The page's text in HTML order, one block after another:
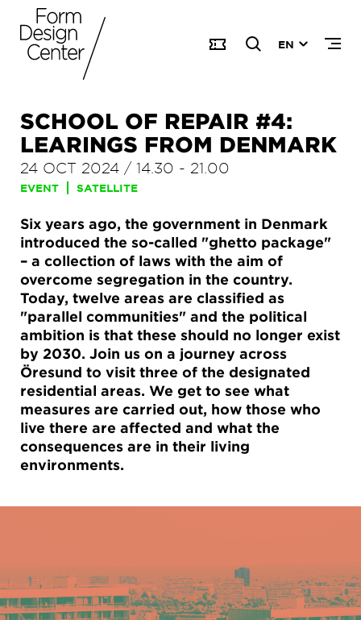
EN
SCHOOL OF REPAIR #4:
LEARINGS FROM DENMARK
24 OCT 2024 / 14.30 - 21.00
EVENT SATELLITE
Six years ago, the government in Denmark
introduced the so-called "ghetto package"
– a collection of laws with the aim of
overcome segregation in the country.
Today, twelve areas are classified as
"parallel communities" and the political
ambition is that these should no longer exist
by 2030. Join us on a journey across
Öresund to visit three of the designated
residential areas. We get to see what
measures are carried out, how those who
live there are affected and what the
consequences are in their living
environments.